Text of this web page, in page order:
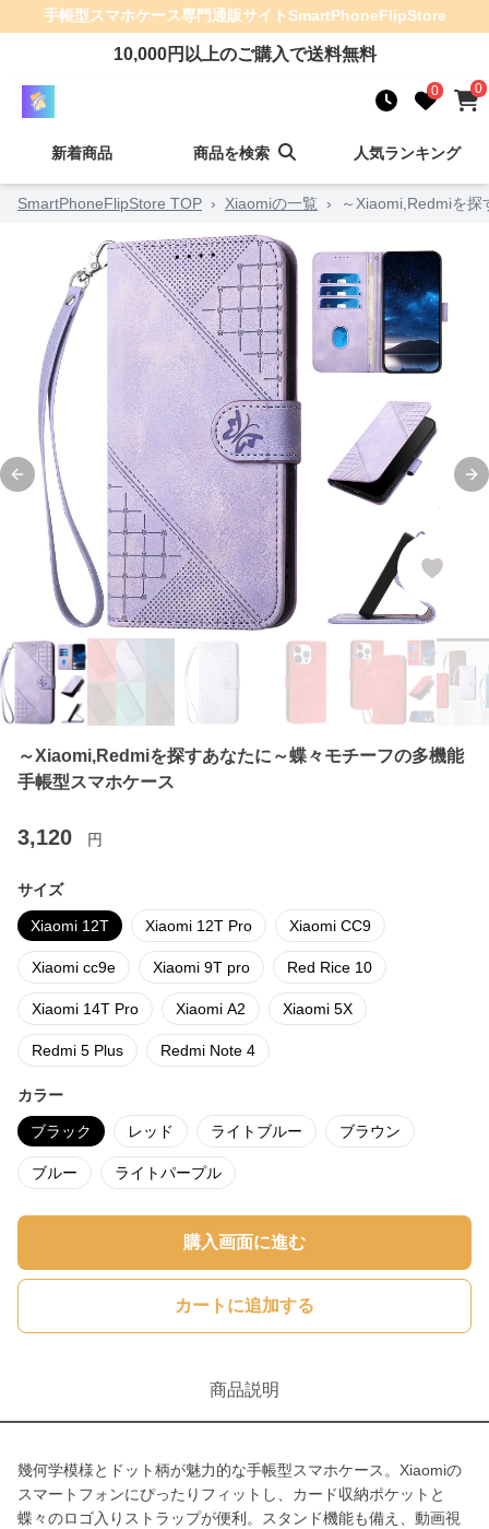
手帳型スマホケース専門通販サイトSmartPhoneFlipStore
10,000円以上のご購入で送料無料
0 0
新着商品 商品を検索 人気ランキング
SmartPhoneFlipStore TOP › Xiaomiの一覧 › ～Xiaomi,Redmiを
Previous slide
～Xiaomi,Redmiを探すあなたに～蝶々モチーフの多機能
手帳型スマホケース
3,120 円
サイズ
Xiaomi 12T Xiaomi 12T Pro Xiaomi CC9
Xiaomi cc9e Xiaomi 9T pro Red Rice 10
Xiaomi 14T Pro Xiaomi A2 Xiaomi 5X
Redmi 5 Plus Redmi Note 4
カラー
ブラック レッド ライトブルー ブラウン
ブルー ライトパープル
購入画面に進む
カートに追加する
商品説明
幾何学模様とドット柄が魅力的な手帳型スマホケース。Xiaomiの
スマートフォンにぴったりフィットし、カード収納ポケットと
蝶々のロゴ入りストラップが便利。スタンド機能も備え、動画視